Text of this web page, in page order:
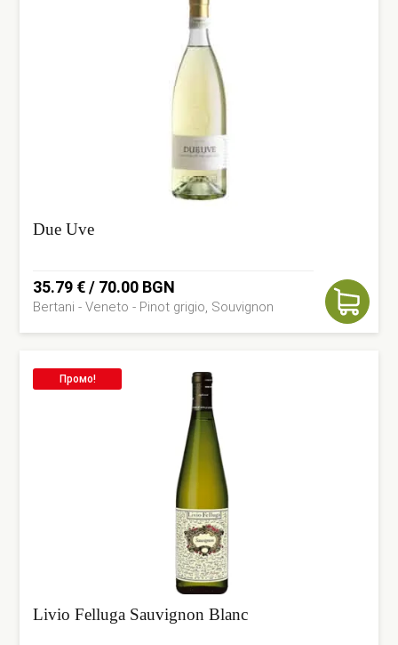
Due Uve
35.79 € / 70.00 BGN
Bertani - Veneto - Pinot grigio, Souvignon
Промо!
Livio Felluga Sauvignon Blanc